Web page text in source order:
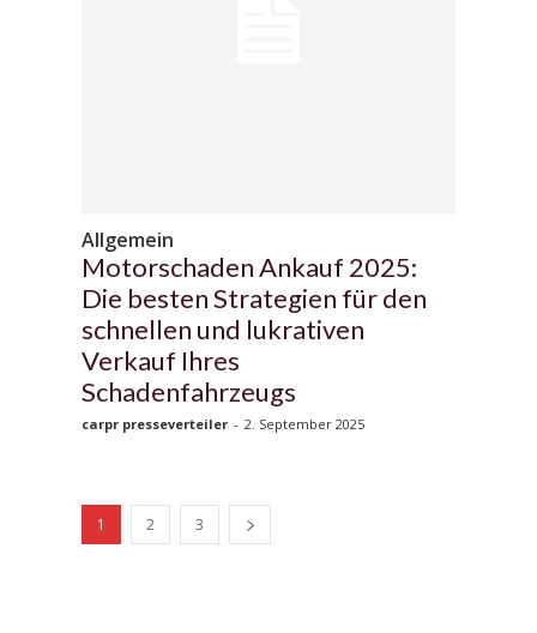
Allgemein
Motorschaden Ankauf 2025:
Die besten Strategien für den
schnellen und lukrativen
Verkauf Ihres
Schadenfahrzeugs
carpr presseverteiler - 2. September 2025
1 2 3